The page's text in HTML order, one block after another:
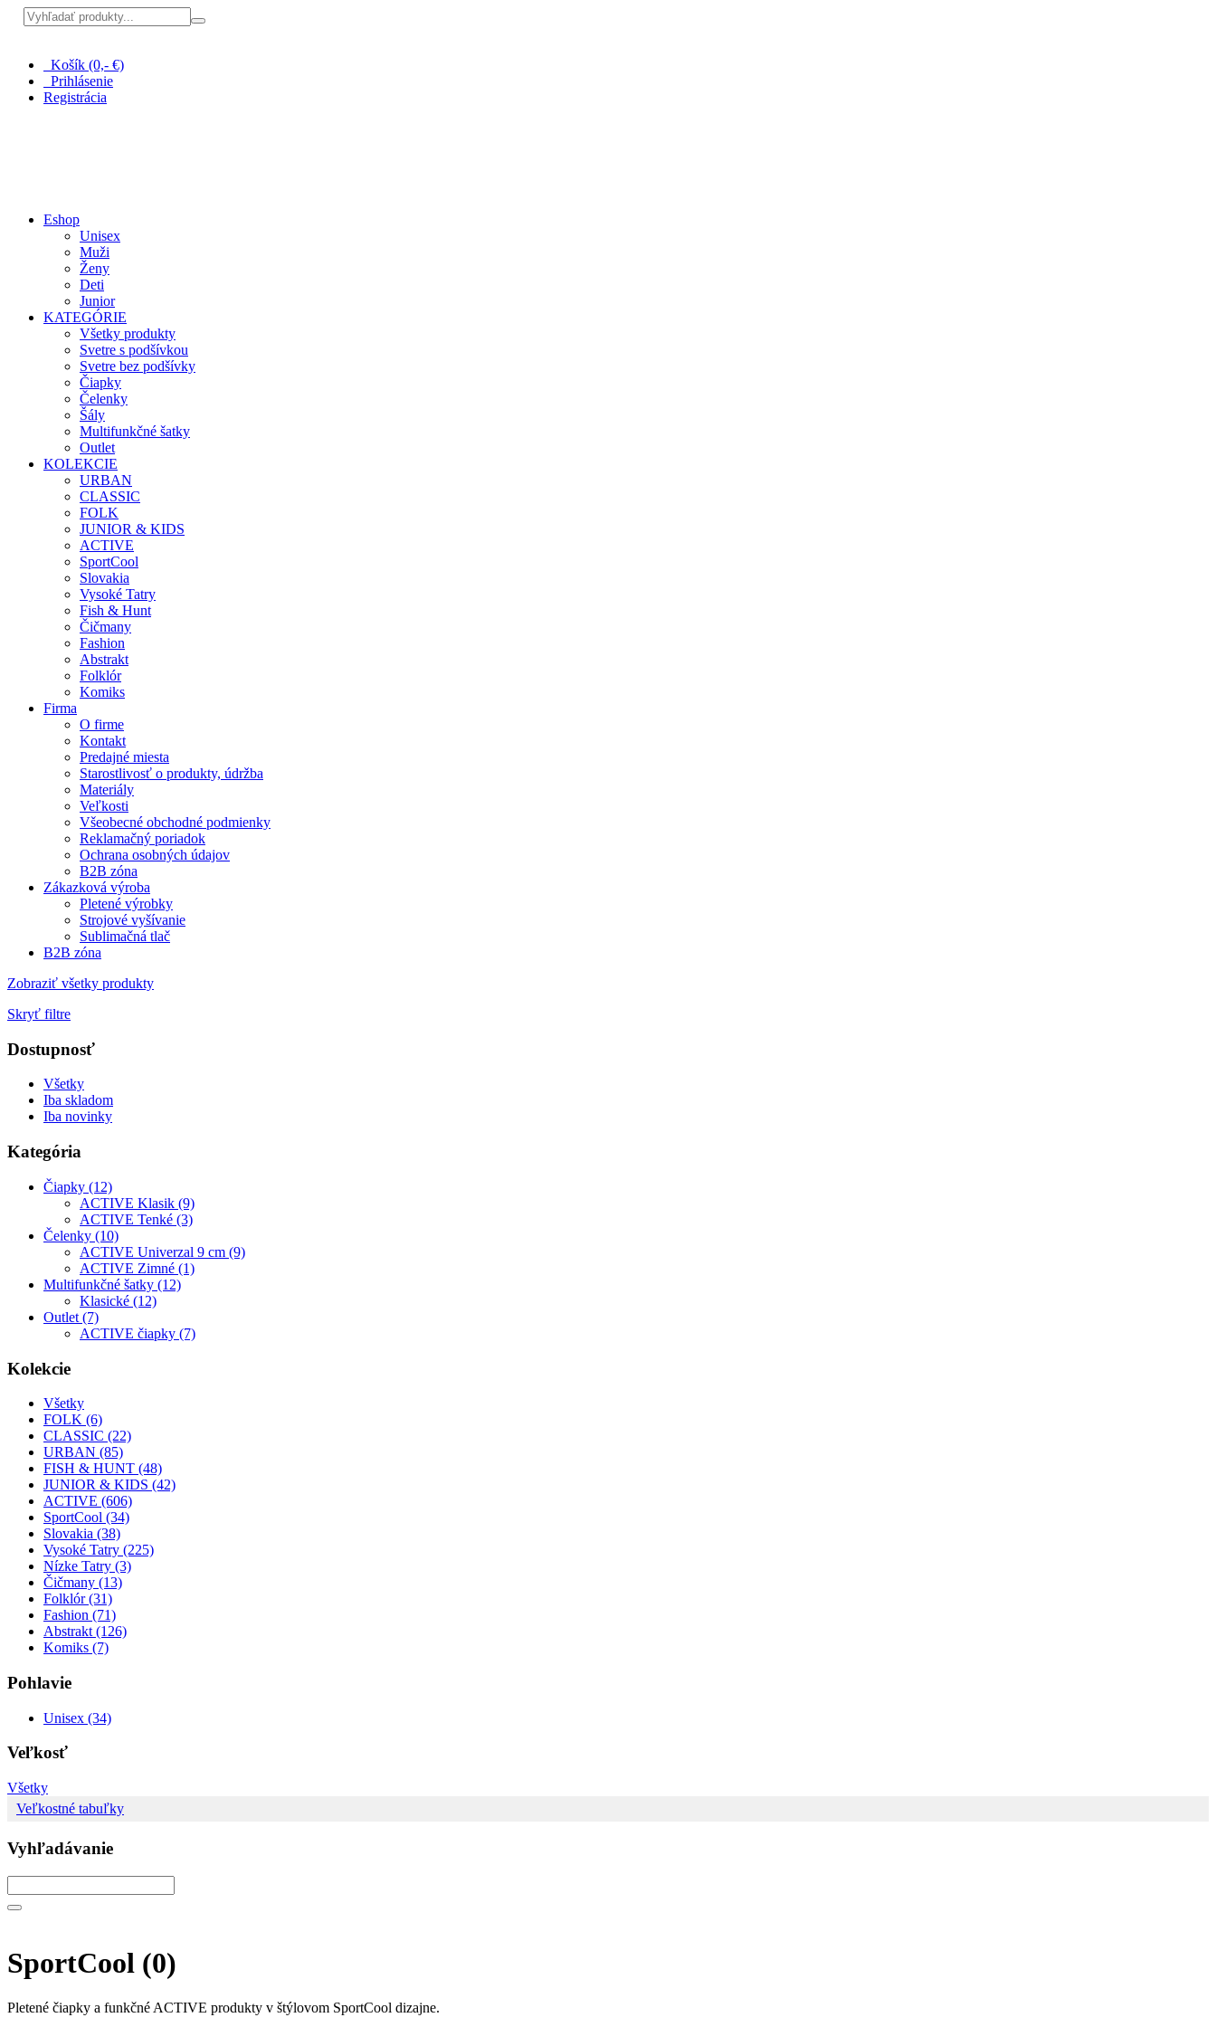
Košík (0,- €)
Prihlásenie
Registrácia
Eshop
Unisex
Muži
Ženy
Deti
Junior
KATEGÓRIE
Všetky produkty
Svetre s podšívkou
Svetre bez podšívky
Čiapky
Čelenky
Šály
Multifunkčné šatky
Outlet
KOLEKCIE
URBAN
CLASSIC
FOLK
JUNIOR & KIDS
ACTIVE
SportCool
Slovakia
Vysoké Tatry
Fish & Hunt
Čičmany
Fashion
Abstrakt
Folklór
Komiks
Firma
O firme
Kontakt
Predajné miesta
Starostlivosť o produkty, údržba
Materiály
Veľkosti
Všeobecné obchodné podmienky
Reklamačný poriadok
Ochrana osobných údajov
B2B zóna
Zákazková výroba
Pletené výrobky
Strojové vyšívanie
Sublimačná tlač
B2B zóna
Zobraziť všetky produkty
Skryť filtre
Dostupnosť
Všetky
Iba skladom
Iba novinky
Kategória
Čiapky (12)
ACTIVE Klasik (9)
ACTIVE Tenké (3)
Čelenky (10)
ACTIVE Univerzal 9 cm (9)
ACTIVE Zimné (1)
Multifunkčné šatky (12)
Klasické (12)
Outlet (7)
ACTIVE čiapky (7)
Kolekcie
Všetky
FOLK (6)
CLASSIC (22)
URBAN (85)
FISH & HUNT (48)
JUNIOR & KIDS (42)
ACTIVE (606)
SportCool (34)
Slovakia (38)
Vysoké Tatry (225)
Nízke Tatry (3)
Čičmany (13)
Folklór (31)
Fashion (71)
Abstrakt (126)
Komiks (7)
Pohlavie
Unisex (34)
Veľkosť
Všetky
Veľkostné tabuľky
Vyhľadávanie
SportCool (0)
Pletené čiapky a funkčné ACTIVE produkty v štýlovom SportCool dizajne.